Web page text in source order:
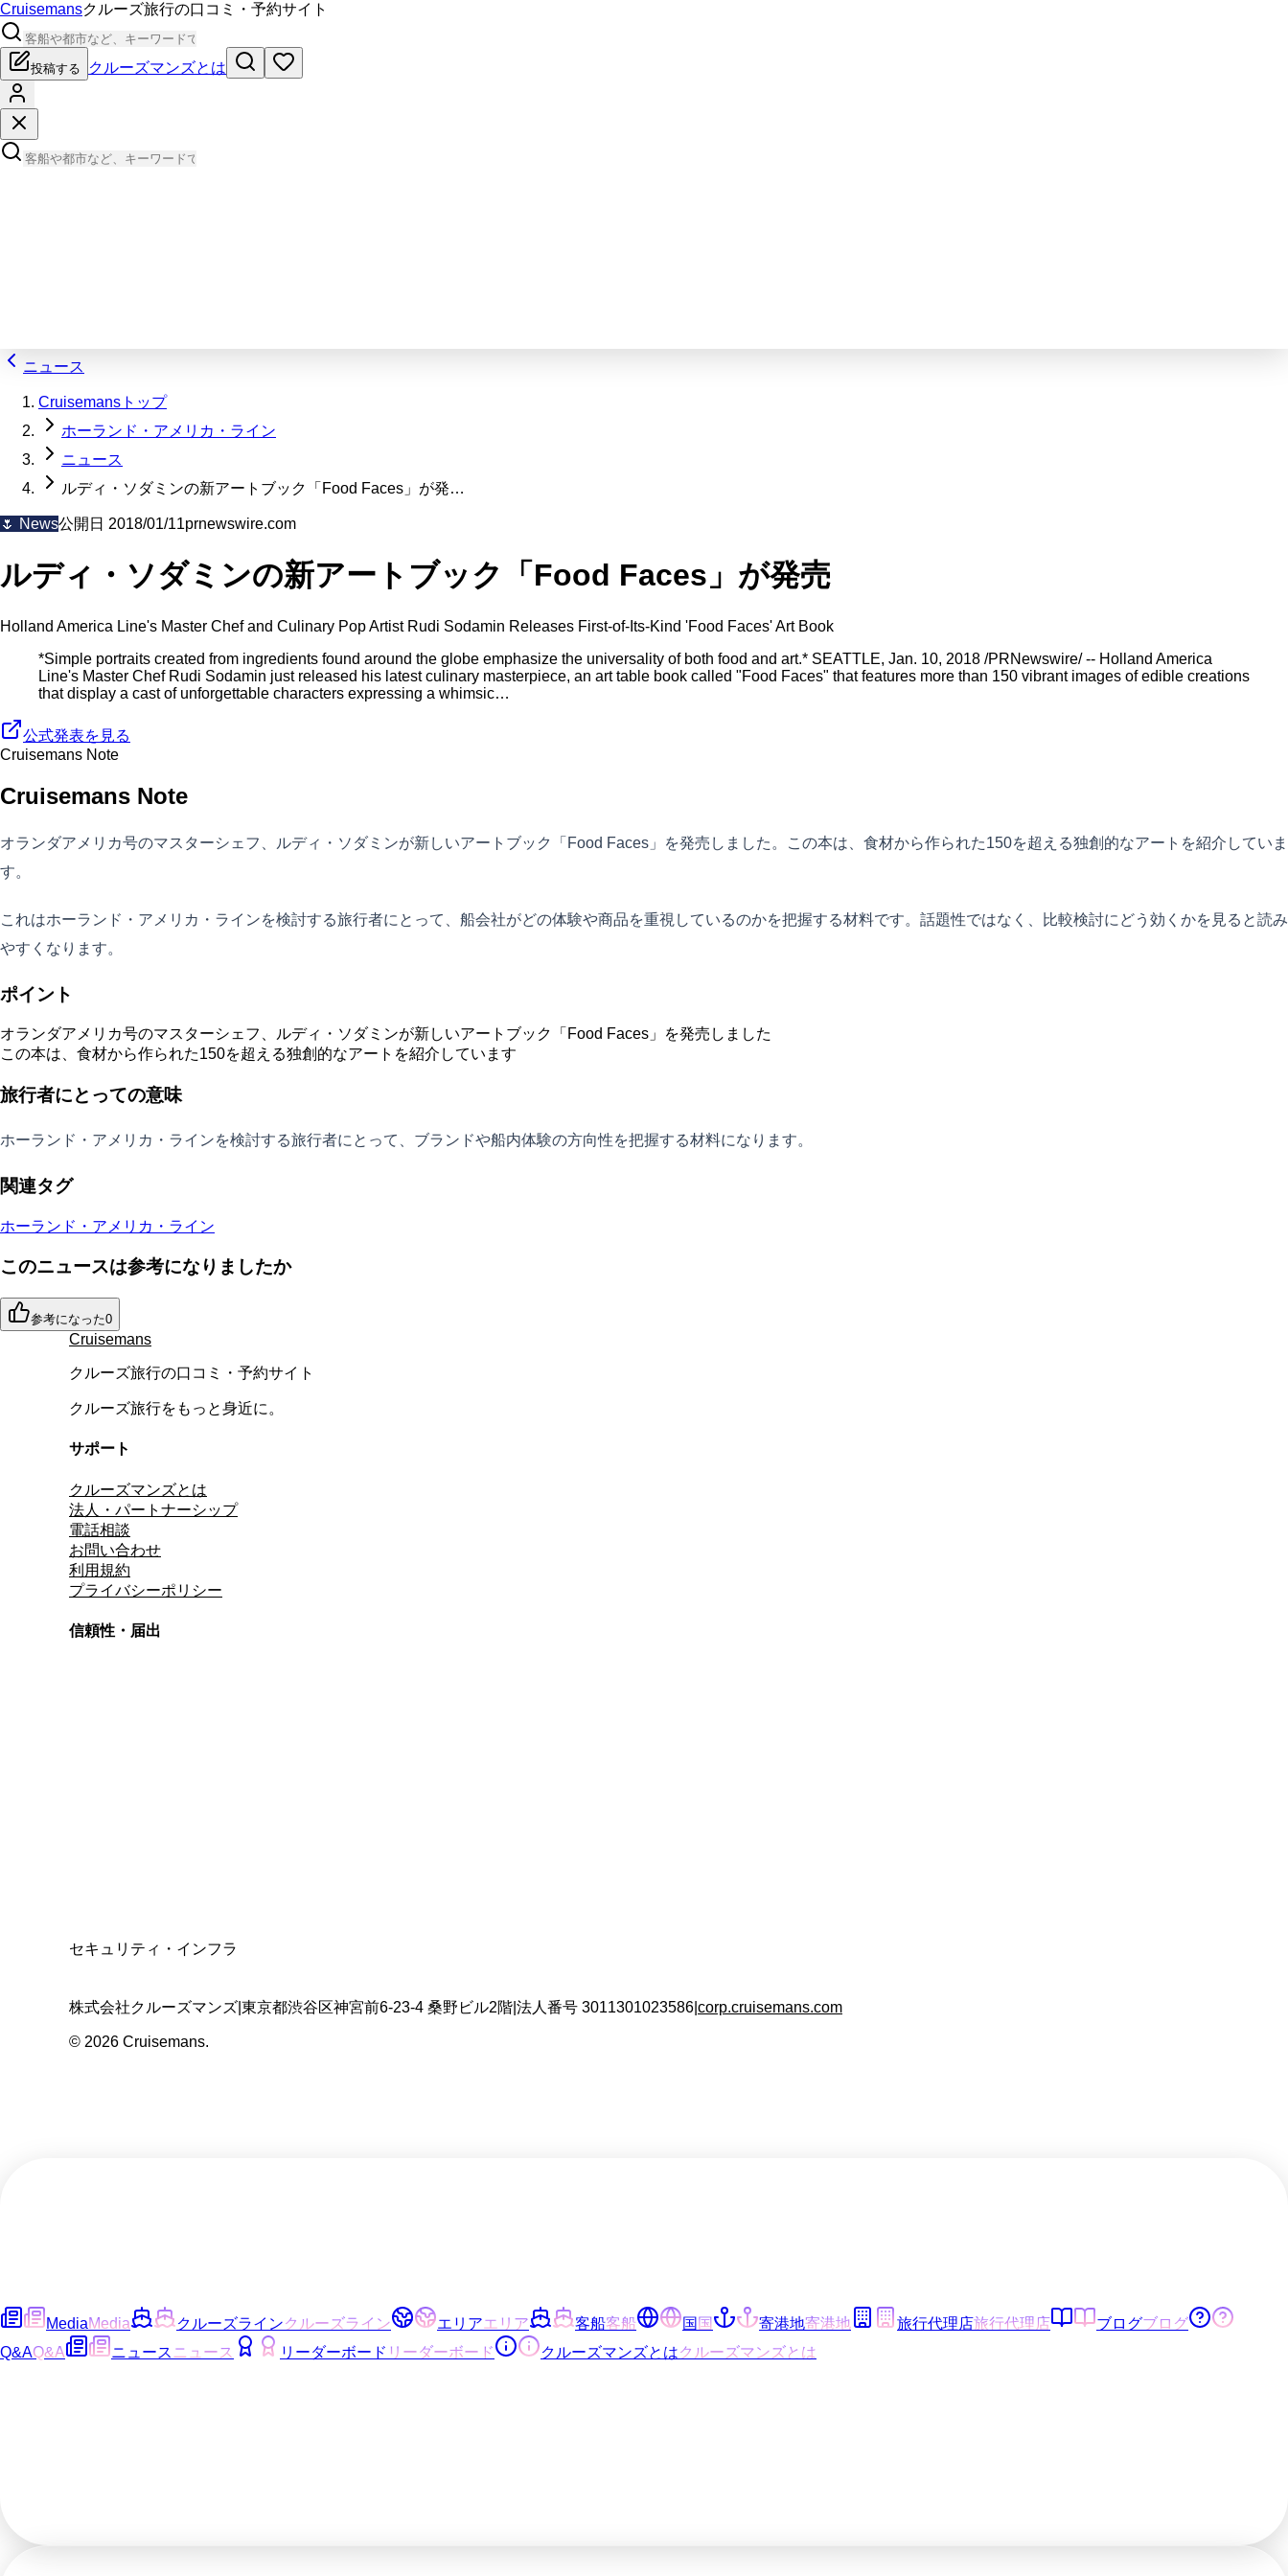
Cruisemansクルーズ旅行の口コミ・予約サイト
投稿する クルーズマンズとは
ニュース
Cruisemansトップ
ホーランド・アメリカ・ライン
ニュース
ルディ・ソダミンの新アートブック「Food Faces」が発…
🌷 News公開日 2018/01/11prnewswire.com
ルディ・ソダミンの新アートブック「Food Faces」が発売
Holland America Line's Master Chef and Culinary Pop Artist Rudi Sodamin Releases First-of-Its-Kind 'Food Faces' Art Book
*Simple portraits created from ingredients found around the globe emphasize the universality of both food and art.* SEATTLE, Jan. 10, 2018 /PRNewswire/ -- Holland America
Line's Master Chef Rudi Sodamin just released his latest culinary masterpiece, an art table book called "Food Faces" that features more than 150 vibrant images of edible creations
that display a cast of unforgettable characters expressing a whimsic…
公式発表を見る
Cruisemans Note
Cruisemans Note
オランダアメリカ号のマスターシェフ、ルディ・ソダミンが新しいアートブック「Food Faces」を発売しました。この本は、食材から作られた150を超える独創的なアートを紹介していま
す。
これはホーランド・アメリカ・ラインを検討する旅行者にとって、船会社がどの体験や商品を重視しているのかを把握する材料です。話題性ではなく、比較検討にどう効くかを見ると読み
やすくなります。
ポイント
オランダアメリカ号のマスターシェフ、ルディ・ソダミンが新しいアートブック「Food Faces」を発売しました
この本は、食材から作られた150を超える独創的なアートを紹介しています
旅行者にとっての意味
ホーランド・アメリカ・ラインを検討する旅行者にとって、ブランドや船内体験の方向性を把握する材料になります。
関連タグ
ホーランド・アメリカ・ライン
このニュースは参考になりましたか
参考になった0
Cruisemans
クルーズ旅行の口コミ・予約サイト
クルーズ旅行をもっと身近に。
サポート
クルーズマンズとは
法人・パートナーシップ
電話相談
お問い合わせ
利用規約
プライバシーポリシー
信頼性・届出
セキュリティ・インフラ
株式会社クルーズマンズ 東京都渋谷区神宮前6-23-4 桑野ビル2階 法人番号 3011301023586 corp.cruisemans.com
© 2026 Cruisemans.
MediaMedia クルーズラインクルーズライン エリアエリア 客船客船 国国 寄港地寄港地 旅行代理店旅行代理店 ブログブログ
Q&AQ&A ニュース ニュース リーダーボード リーダーボード クルーズマンズとはクルーズマンズとは